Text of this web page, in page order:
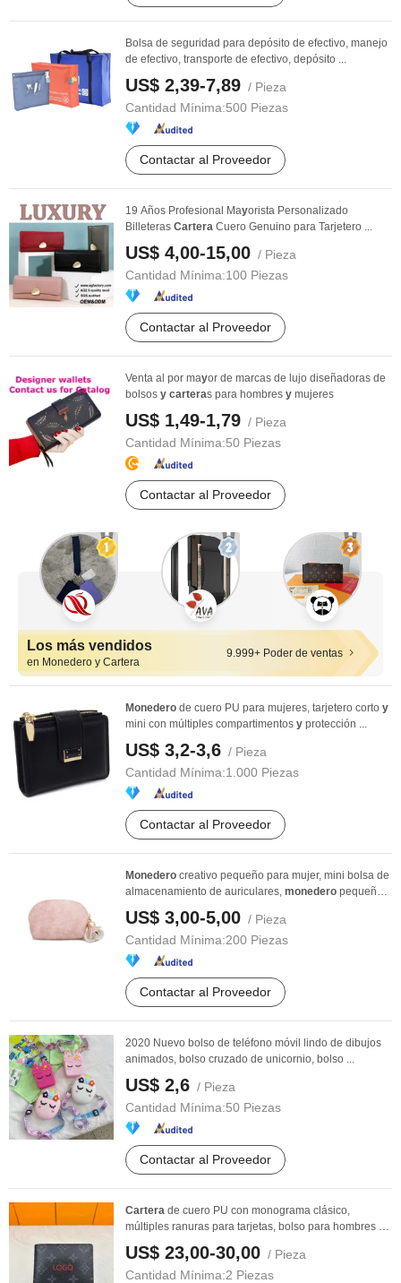
Bolsa de seguridad para depósito de efectivo, manejo
de efectivo, transporte de efectivo, depósito ...
US$ 2,39-7,89 / Pieza
Cantidad Mínima:500 Piezas
Contactar al Proveedor
19 Años Profesional Mayorista Personalizado
Billeteras Cartera Cuero Genuino para Tarjetero ...
US$ 4,00-15,00 / Pieza
Cantidad Mínima:100 Piezas
Contactar al Proveedor
Venta al por mayor de marcas de lujo diseñadoras de
bolsos y carteras para hombres y mujeres
US$ 1,49-1,79 / Pieza
Cantidad Mínima:50 Piezas
Contactar al Proveedor
Los más vendidos
en Monedero y Cartera
9.999+ Poder de ventas
Monedero de cuero PU para mujeres, tarjetero corto y
mini con múltiples compartimentos y protección ...
US$ 3,2-3,6 / Pieza
Cantidad Mínima:1.000 Piezas
Contactar al Proveedor
Monedero creativo pequeño para mujer, mini bolsa de
almacenamiento de auriculares, monedero pequeño
US$ 3,00-5,00 / Pieza
Cantidad Mínima:200 Piezas
Contactar al Proveedor
2020 Nuevo bolso de teléfono móvil lindo de dibujos
animados, bolso cruzado de unicornio, bolso ...
US$ 2,6 / Pieza
Cantidad Mínima:50 Piezas
Contactar al Proveedor
Cartera de cuero PU con monograma clásico,
múltiples ranuras para tarjetas, bolso para hombres y
US$ 23,00-30,00 / Pieza
Cantidad Mínima:2 Piezas